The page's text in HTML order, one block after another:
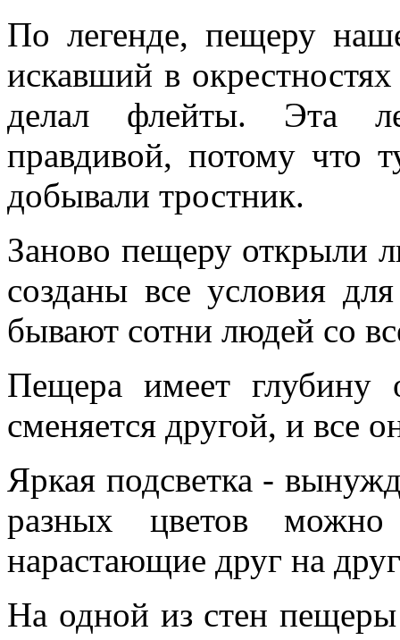
По легенде, пещеру
искавший в
делал флейты. Эта
правдивой, потому что
добывали тростник.
Заново пещеру открыли
созданы все условия
бывают сотни людей со
Пещера имеет глубину
сменяется другой, и все
Яркая подсветка -
разных цветов
нарастающие друг на
На одной из стен